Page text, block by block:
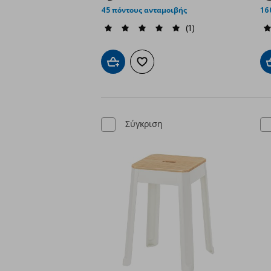
45 πόντους ανταμοιβής
(1)
Προσθήκη στο καλάθι
Προσθήκη στα αγαπημένα
Σύγκριση